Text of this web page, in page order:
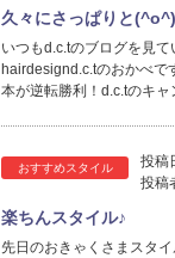
久々にさっぱりと(^o^)
いつもd.c.tのブログを見て
hairdesignd.c.tのおかべで
本が逆転勝利！d.c.tのキ
おすすめスタイル 投稿
投稿
楽ちんスタイル♪
先日のおきゃくさまスタ